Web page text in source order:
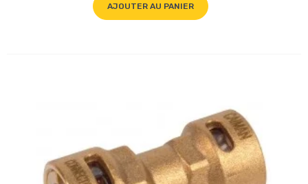
AJOUTER AU PANIER